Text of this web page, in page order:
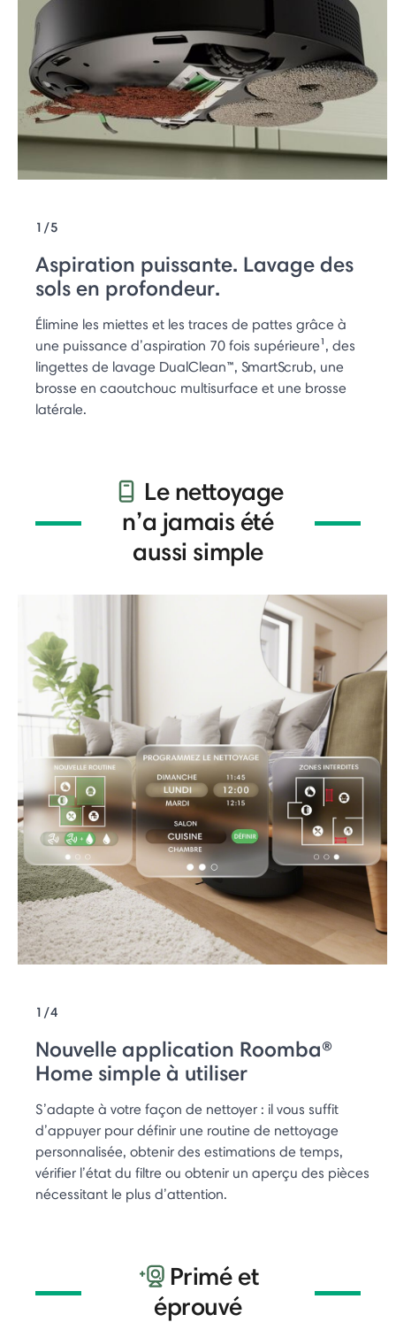
1/5
Aspiration puissante. Lavage des
sols en profondeur.
Élimine les miettes et les traces de pattes grâce à
une puissance d’aspiration 70 fois supérieure¹, des
lingettes de lavage DualClean™, SmartScrub, une
brosse en caoutchouc multisurface et une brosse
latérale.
Le nettoyage
n’a jamais été
aussi simple
1/4
Nouvelle application Roomba®
Home simple à utiliser
S’adapte à votre façon de nettoyer : il vous suffit
d’appuyer pour définir une routine de nettoyage
personnalisée, obtenir des estimations de temps,
vérifier l’état du filtre ou obtenir un aperçu des pièces
nécessitant le plus d’attention.
Primé et
éprouvé